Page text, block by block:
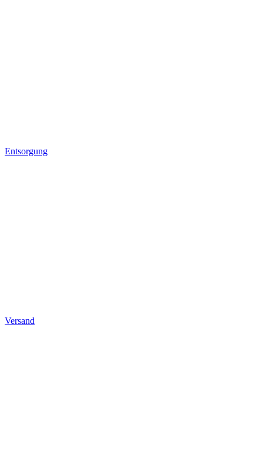
Entsorgung
Versand